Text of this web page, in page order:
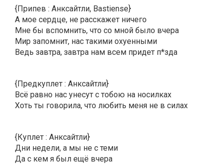
{Припев : Анксайтли, Bastiense}
А мое сердце, не расскажет ничего
Мне бы вспомнить, что со мной было вчера
Мир запомнит, нас такими охуенными
Ведь завтра, завтра нам всем придет п*зда
{Предкуплет : Анксайтли}
Всё равно нас унесут с тобою на носилках
Хоть ты говорила, что любить меня не в силах
{Куплет : Анксайтли}
Дни недели, а мы не с теми
Да с кем я был ещё вчера